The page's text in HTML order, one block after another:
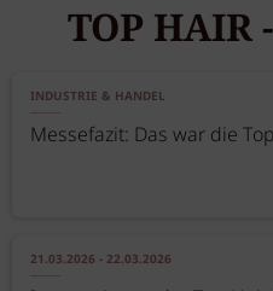
TOP HAIR
INDUSTRIE & HANDEL
Messefazit: Das war die
21.03.2026 - 22.03.2026